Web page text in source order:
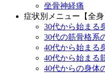
坐骨神経痛
症状別メニュー【全身
30代から始まる
30代の筋骨格系
40代から始まる
40代から始まる
40代からの身体